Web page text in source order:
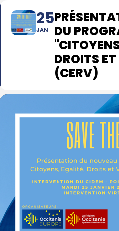
25
JAN
DU
DROITS
(CERV)